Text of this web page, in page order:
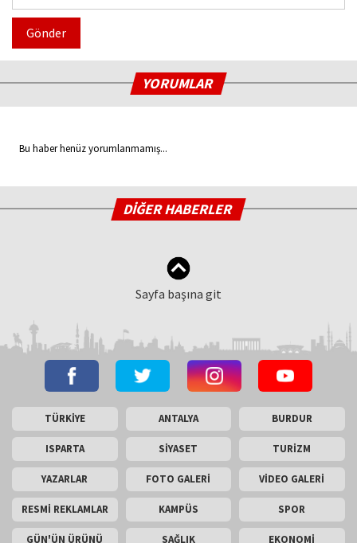
Gönder
YORUMLAR
Bu haber henüz yorumlanmamış...
DİĞER HABERLER
Sayfa başına git
TÜRKİYE ANTALYA BURDUR
ISPARTA SİYASET TURİZM
YAZARLAR FOTO GALERİ VİDEO GALERİ
RESMİ REKLAMLAR KAMPÜS SPOR
GÜN'ÜN ÜRÜNÜ SAĞLIK EKONOMİ